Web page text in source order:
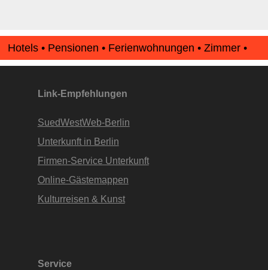
Hotels • Pensionen • Ferienwohnungen • Zimmer •
Apartments • www.Finde-Unterkunft.de
Link-Empfehlungen
SuedWestWeb-Berlin
Unterkunft in Berlin
Firmen-Service Unterkunft
Online-Gästemappen
Kulturreisen & Kunst
Service